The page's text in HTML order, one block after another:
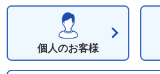
個人のお客様